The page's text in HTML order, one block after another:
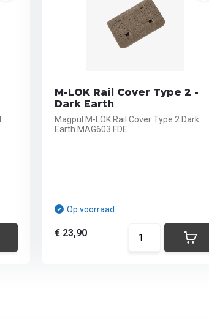
M-LOK Rail Cover Type 2 -
Dark Earth
Magpul M-LOK Rail Cover Type 2 Dark
Earth MAG603 FDE
Op voorraad
€ 23,90